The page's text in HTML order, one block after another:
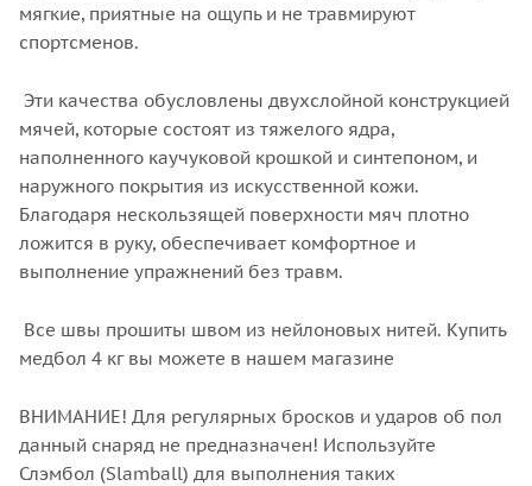
мягкие, приятные на ощупь и не травмируют
спортсменов.
Эти качества обусловлены двухслойной конструкцией
мячей, которые состоят из тяжелого ядра,
наполненного каучуковой крошкой и синтепоном, и
наружного покрытия из искусственной кожи.
Благодаря нескользящей поверхности мяч плотно
ложится в руку, обеспечивает комфортное и
выполнение упражнений без травм.
Все швы прошиты швом из нейлоновых нитей. Купить
медбол 4 кг вы можете в нашем магазине
ВНИМАНИЕ! Для регулярных бросков и ударов об пол
данный снаряд не предназначен! Используйте
Слэмбол (Slamball) для выполнения таких